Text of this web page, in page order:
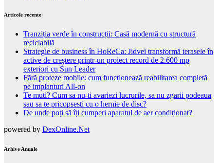
Articole recente
Tranziția verde în construcții: Casă modernă cu structură
reciclabilă
Strategie de business în HoReCa: Jidvei transformă terasele în
active de creștere printr-un proiect record de 2.600 mp
exteriori cu Sun Leader
Fără proteze mobile: cum funcționează reabilitarea completă
pe implanturi All-on
Te muti? Cum sa nu-ti avariezi lucrurile, sa nu zgarii podeaua
sau sa te pricopsesti cu o hernie de disc?
De unde poți să îți cumperi aparatul de aer condiționat?
powered by DexOnline.Net
Arhive Anuale